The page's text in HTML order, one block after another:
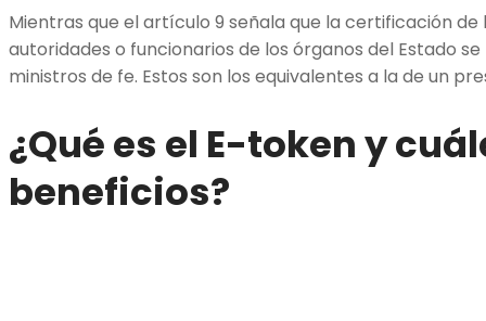
Mientras que el artículo 9 señala que la certificación de
autoridades o funcionarios de los órganos del Estado
ministros de fe. Estos son los equivalentes a la de un
¿Qué es el E-token y
beneficios?